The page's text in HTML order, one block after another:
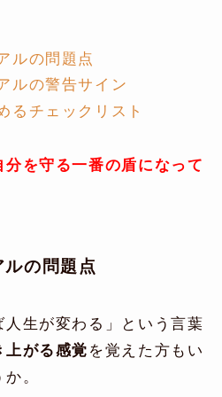
ルの問題点
ルの警告サイン
るチェックリスト
を守る一番の盾になって
の問題点
人生が変わる」という言葉
上がる感覚 を覚えた方もい
。